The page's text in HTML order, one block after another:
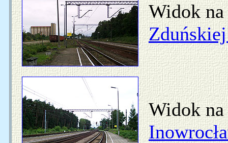
Widok
Widok